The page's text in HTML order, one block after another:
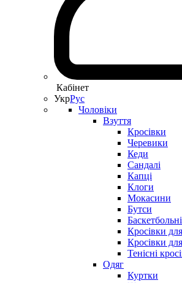
Кабінет
УкрРус
Чоловіки
Взуття
Кросівки
Черевики
Кеди
Сандалі
Капці
Клоги
Мокасини
Бутси
Кросівки
Кросівки
Тенісні
Одяг
Куртки